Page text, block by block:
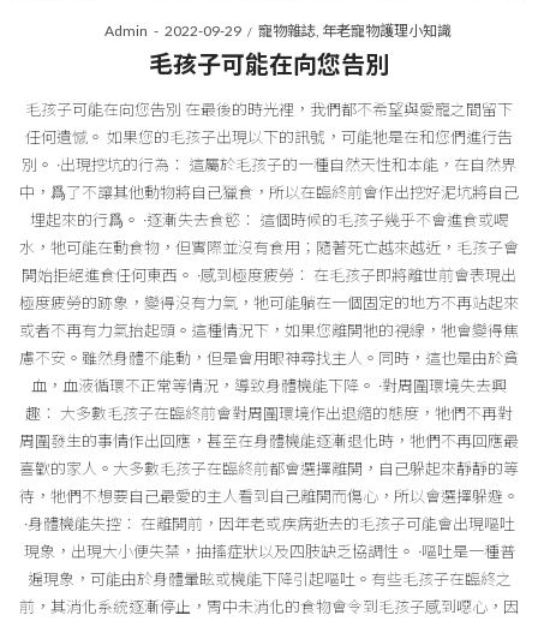
ByAdmin
Posted
on
2022-09-29
Posted
in
寵物雜誌 年老寵物護理小知識
毛孩子可能在向您告別
毛孩子可能在向您告別 在最後的時光裡，我們都不希望與愛寵之間留下
任何遺憾。 如果您的毛孩子出現以下的訊號，可能牠是在和您們進行告
別。 ·出現挖坑的行為： 這屬於毛孩子的一種自然天性和本能，在自然界
中，爲了不讓其他動物將自己獵食，所以在臨終前會作出挖好泥坑將自己
埋起來的行爲。 ·逐漸失去食慾： 這個時候的毛孩子幾乎不會進食或喝
水，牠可能在動食物，但實際並沒有食用；隨著死亡越來越近，毛孩子會
開始拒絕進食任何東西。 ·感到極度疲勞： 在毛孩子即將離世前會表現出
極度疲勞的跡象，變得沒有力氣，牠可能躺在一個固定的地方不再站起來
或者不再有力氣抬起頭。這種情況下，如果您離開牠的視線，牠會變得焦
慮不安。雖然身體不能動，但是會用眼神尋找主人。同時，這也是由於貧
血，血液循環不正常等情況，導致身體機能下降。 ·對周圍環境失去興
趣： 大多數毛孩子在臨終前會對周圍環境作出退縮的態度，牠們不再對
周圍發生的事情作出回應，甚至在身體機能逐漸退化時，牠們不再回應最
喜歡的家人。大多數毛孩子在臨終前都會選擇離開，自己躲起來靜靜的等
待，牠們不想要自己最愛的主人看到自己離開而傷心，所以會選擇躲避。
·身體機能失控： 在離開前，因年老或疾病逝去的毛孩子可能會出現嘔吐
現象，出現大小便失禁，抽搐症狀以及四肢缺乏協調性。 ·嘔吐是一種普
遍現象，可能由於身體暈眩或機能下降引起嘔吐。有些毛孩子在臨終之
前，其消化系統逐漸停止，胃中未消化的食物會令到毛孩子感到噁心，因